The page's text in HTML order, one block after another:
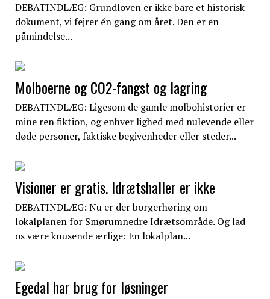
DEBATINDLÆG: Grundloven er ikke bare et historisk
dokument, vi fejrer én gang om året. Den er en
påmindelse...
Molboerne og CO2-fangst og lagring
DEBATINDLÆG: Ligesom de gamle molbohistorier er
mine ren fiktion, og enhver lighed med nulevende eller
døde personer, faktiske begivenheder eller steder...
Visioner er gratis. Idrætshaller er ikke
DEBATINDLÆG: Nu er der borgerhøring om
lokalplanen for Smørumnedre Idrætsområde. Og lad
os være knusende ærlige: En lokalplan...
Egedal har brug for løsninger